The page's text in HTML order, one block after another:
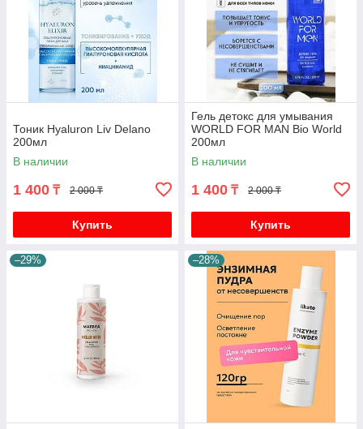
Тоник Hyaluron Liv Delano
200мл
В наличии
1 400 ₸ 2 000 ₸
Купить
Гель детокс для умывания
WORLD FOR MAN Bio World
200мл
В наличии
1 400 ₸ 2 000 ₸
Купить
–29% –28%